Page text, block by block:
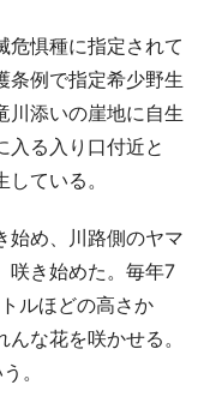
惧種に指定されて
条例で指定希少野生
川添いの崖地に自生
入る入り口付近と
ている。
め、川路側のヤマ
咲き始めた。毎年7
ルほどの高さか
な花を咲かせる。
。